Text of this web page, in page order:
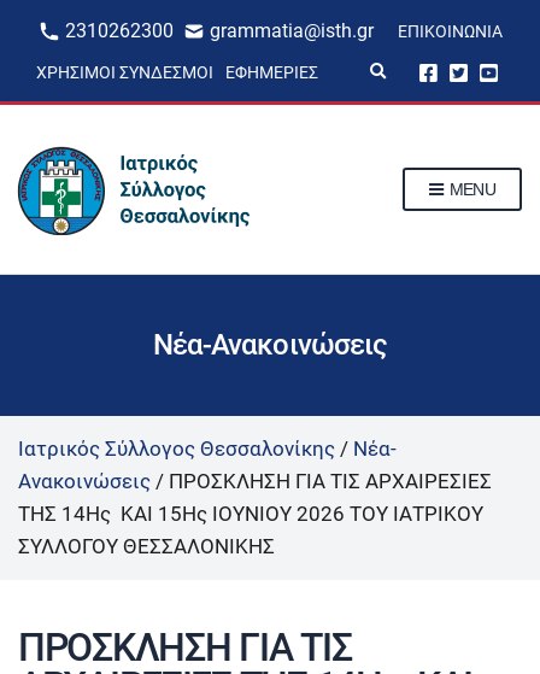
2310262300 grammatia@isth.gr ΕΠΙΚΟΙΝΩΝΊΑ
ΧΡΉΣΙΜΟΙ ΣΎΝΔΕΣΜΟΙ ΕΦΗΜΕΡΊΕΣ
p
m
MENU
Νέα-Ανακοινώσεις
Ιατρικός Σύλλογος Θεσσαλονίκης / Νέα-
Ανακοινώσεις / ΠΡΟΣΚΛΗΣΗ ΓΙΑ ΤΙΣ ΑΡΧΑΙΡΕΣΙΕΣ
ΤHΣ 14Ης ΚΑΙ 15Ης ΙΟΥΝΙΟΥ 2026 ΤΟΥ ΙΑΤΡΙΚΟΥ
ΣΥΛΛΟΓΟΥ ΘΕΣΣΑΛΟΝΙΚΗΣ
ΠΡΟΣΚΛΗΣΗ ΓΙΑ ΤΙΣ